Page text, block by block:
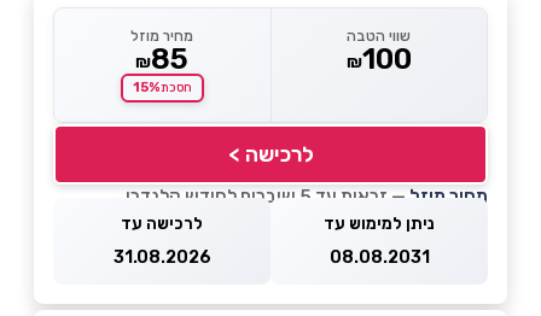
שווי הטבה
₪100
מחיר מוזל
₪85
חסכת15%
לרכישה >
מחיר מוזל — זכאות עד 5 שוברים לחודש קלנדרי
ניתן למימוש עד
08.08.2031
לרכישה עד
31.08.2026